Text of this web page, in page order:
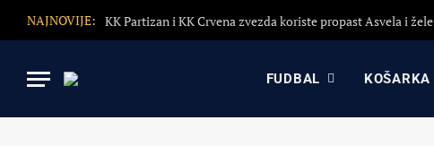
NAJNOVIJE:
FUDBAL KOŠARKA